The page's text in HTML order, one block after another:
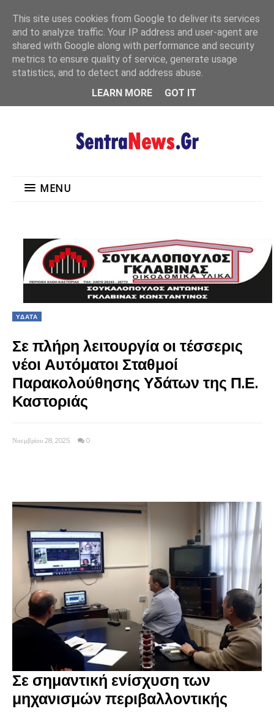
MENU
MENU
ΥΔΑΤΑ
Σε πλήρη λειτουργία οι τέσσερις
νέοι Αυτόματοι Σταθμοί
Παρακολούθησης Υδάτων της Π.Ε.
Καστοριάς
Νοεμβρίου 28, 2025 0
Σε σημαντική ενίσχυση των
μηχανισμών περιβαλλοντικής
This site uses cookies from Google to deliver its services
and to analyze traffic. Your IP address and user-agent are
shared with Google along with performance and security
metrics to ensure quality of service, generate usage
statistics, and to detect and address abuse.
LEARN MORE
GOT IT